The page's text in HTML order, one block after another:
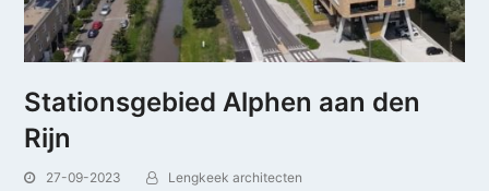
Stationsgebied Alphen aan den
Rijn
27-09-2023
Lengkeek architecten